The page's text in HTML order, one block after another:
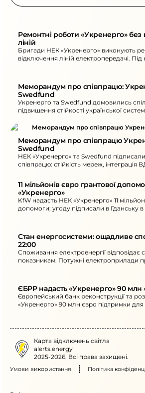
Ремонтні роботи «Укренерго» без
ліній
Бригади НЕК «Укренерго» виконують
відключення ліній електропередачі.
Меморандум про співпрацю:
Swedfund
Укренерго та Swedfund домовились
підвищення стійкості української
енергосистемою. Меморандум
Меморандум про співпрацю
Swedfund
НЕК «Укренерго» та Swedfund
співпрацю: стійкість мереж, інтеграція
11 мільйонів євро грантової
«Укренерго»
KfW надасть НЕК «Укренерго» 11
допомоги; угоду підписали в Гданську
Стан енергосистеми: ощадливе
22:00
Споживання електроенергії відповідає
показникам. Потужні електроприлади
ЄБРР надасть «Укренерго» 90 млн
Європейський банк реконструкції та
«Укренерго» 90 млн євро підтримки
Карта відключень світла
alerts.energy
2025-2026. Всі права захищені.
Умови використання Політика